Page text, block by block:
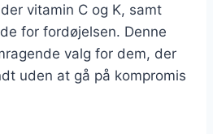
vitamin C og K, samt
for fordøjelsen. Denne
valg for dem, der
uden at gå på kompromis